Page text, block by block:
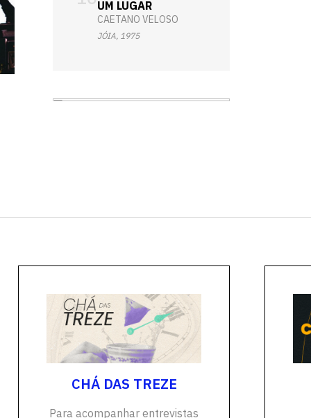
UM LUGAR
CAETANO VELOSO
JÓIA, 1975
CHÁ DAS TREZE
Para acompanhar entrevistas